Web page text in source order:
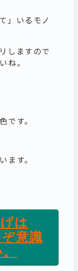
」いるモノ
しますので
ね。
です。
ます。
は
ぞ意識